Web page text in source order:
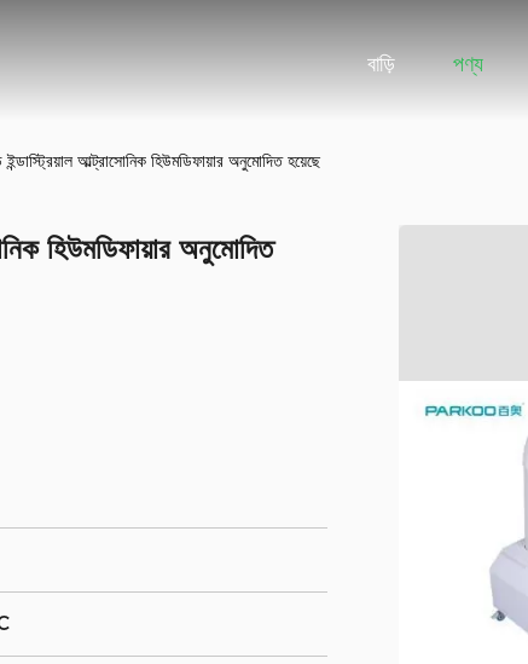
বাড়ি পণ্য
আল্ট্রাসোনিক হিউমডিফায়ার অনুমোদিত হয়েছে
হিউমডিফায়ার অনুমোদিত